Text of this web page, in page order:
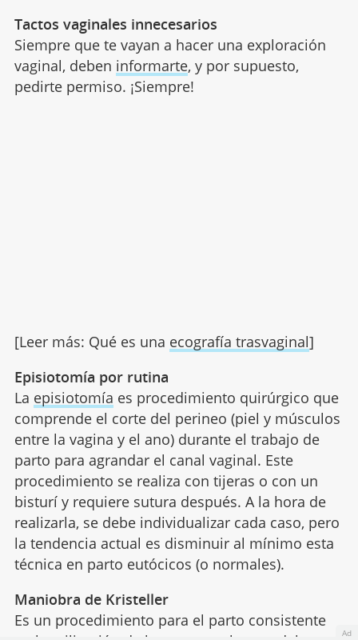
Tactos vaginales innecesarios
Siempre que te vayan a hacer una exploración
vaginal, deben informarte, y por supuesto,
pedirte permiso. ¡Siempre!
[Leer más: Qué es una ecografía trasvaginal]
Episiotomía por rutina
La episiotomía es procedimiento quirúrgico que
comprende el corte del perineo (piel y músculos
entre la vagina y el ano) durante el trabajo de
parto para agrandar el canal vaginal. Este
procedimiento se realiza con tijeras o con un
bisturí y requiere sutura después. A la hora de
realizarla, se debe individualizar cada caso, pero
la tendencia actual es disminuir al mínimo esta
técnica en parto eutócicos (o normales).
Maniobra de Kristeller
Es un procedimiento para el parto consistente
Ad